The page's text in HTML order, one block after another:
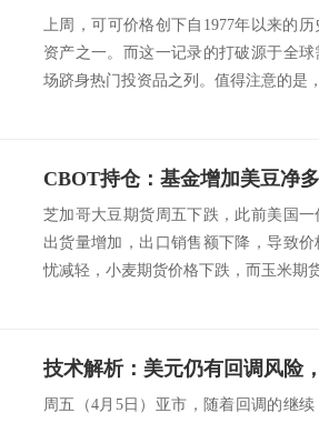
上周，可可价格创下自1977年以来的
资产之一。而这一记录的打破源于全
场跻身热门投资品之列。值得注意的是
芝加哥大豆期货周五下跌，此前美国
出货量增加，出口销售额下降，导致
忧减轻，小麦期货价格下跌，而玉米期
技术解析：美元仍有回调风险
周五（4月5日）亚市，随着回调的继